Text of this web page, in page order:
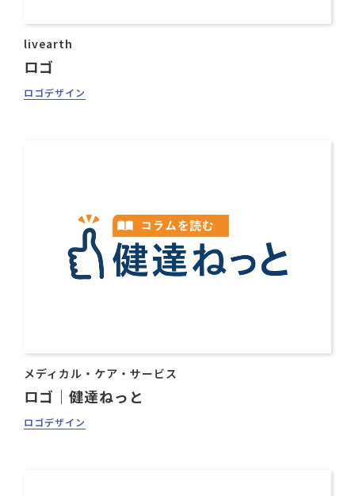
livearth
ロゴ
ロゴデザイン
メディカル・ケア・サービス
ロゴ｜健達ねっと
ロゴデザイン